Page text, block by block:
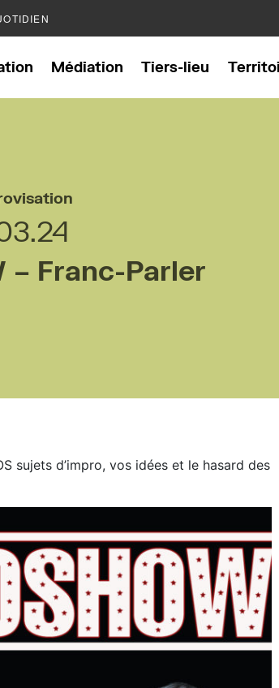
Médiation Tiers-lieu
– Franc-Parler
sujets d’impro, vos idées et le hasard des